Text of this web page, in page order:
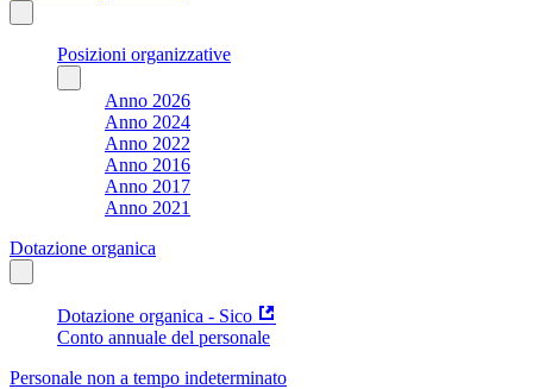
Posizioni organizzative
Anno 2026
Anno 2024
Anno 2022
Anno 2016
Anno 2017
Anno 2021
Dotazione organica
Dotazione organica - Sico
Conto annuale del personale
Personale non a tempo indeterminato